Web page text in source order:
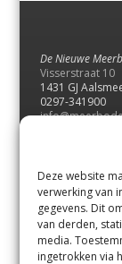
Deze website
verwerking van
gegevens. Dit
van derden,
media.
ingetrokken via
De Nieuwe
Visserstraat 10
1431 GJ
0297-341900